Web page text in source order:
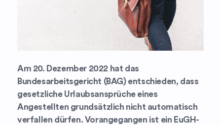
Am 20. Dezember 2022 hat das
Bundesarbeitsgericht (BAG) entschieden, dass
gesetzliche Urlaubsansprüche eines
Angestellten grundsätzlich nicht automatisch
verfallen dürfen. Vorangegangen ist ein EuGH-